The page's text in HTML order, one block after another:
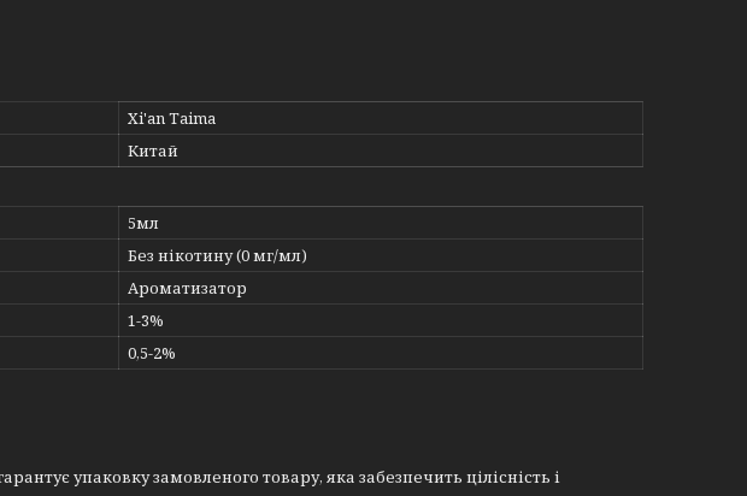
Xi'an Taima
Китай
5мл
Без нікотину (0 мг/мл)
Ароматизатор
1-3%
0,5-2%
упаковку замовленого товару, яка забезпечить цілісність і